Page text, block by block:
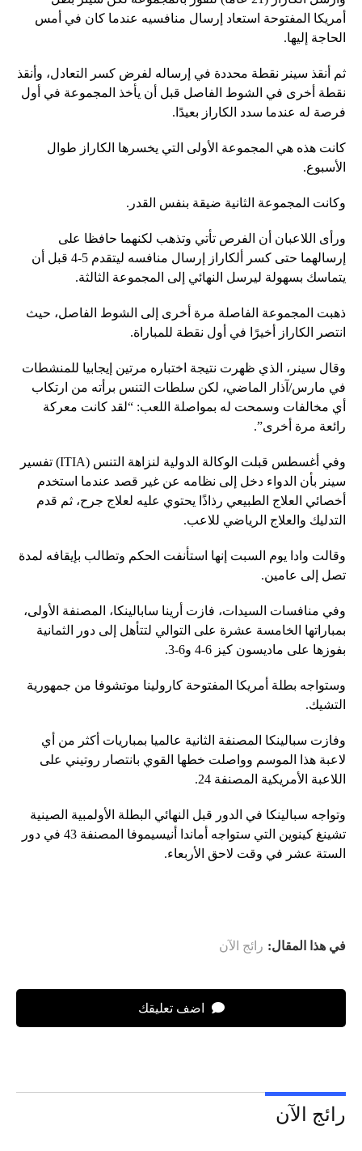
أمريكا المفتوحة استعاد إرسال منافسيه عندما كان في أمس
الحاجة إليها.
ثم أنقذ سينر نقطة محددة في إرساله لفرض كسر التعادل، وأنقذ
نقطة أخرى في الشوط الفاصل قبل أن يأخذ المجموعة في أول
فرصة له عندما سدد الكاراز بعيدًا.
كانت هذه هي المجموعة الأولى التي يخسرها الكاراز طوال
الأسبوع.
وكانت المجموعة الثانية ضيقة بنفس القدر.
ورأى اللاعبان أن الفرص تأتي وتذهب لكنهما حافظا على
إرسالهما حتى كسر ألكاراز إرسال منافسه ليتقدم 5-4 قبل أن
يتماسك بسهولة ليرسل النهائي إلى المجموعة الثالثة.
ذهبت المجموعة الفاصلة مرة أخرى إلى الشوط الفاصل، حيث
انتصر الكاراز أخيرًا في أول نقطة للمباراة.
وقال سينر، الذي ظهرت نتيجة اختباره مرتين إيجابيا للمنشطات
في مارس/آذار الماضي، لكن سلطات التنس برأته من ارتكاب
أي مخالفات وسمحت له بمواصلة اللعب: “لقد كانت معركة
رائعة مرة أخرى”.
وفي أغسطس قبلت الوكالة الدولية لنزاهة التنس (ITIA) تفسير
سينر بأن الدواء دخل إلى نظامه عن غير قصد عندما استخدم
أخصائي العلاج الطبيعي رذاذًا يحتوي عليه لعلاج جرح، ثم قدم
التدليك والعلاج الرياضي للاعب.
وقالت وادا يوم السبت إنها استأنفت الحكم وتطالب بإيقافه لمدة
تصل إلى عامين.
وفي منافسات السيدات، فازت أرينا سابالينكا، المصنفة الأولى،
بمباراتها الخامسة عشرة على التوالي لتتأهل إلى دور الثمانية
بفوزها على ماديسون كيز 6-4 و6-3.
وستواجه بطلة أمريكا المفتوحة كارولينا موتشوفا من جمهورية
التشيك.
وفازت سبالينكا المصنفة الثانية عالميا بمباريات أكثر من أي
لاعبة هذا الموسم وواصلت خطها القوي بانتصار روتيني على
اللاعبة الأمريكية المصنفة 24.
وتواجه سبالينكا في الدور قبل النهائي البطلة الأولمبية الصينية
تشينغ كينوين التي ستواجه أماندا أنيسيموفا المصنفة 43 في دور
الستة عشر في وقت لاحق الأربعاء.
في هذا المقال: رائج الآن
اضف تعليقك
رائج الآن